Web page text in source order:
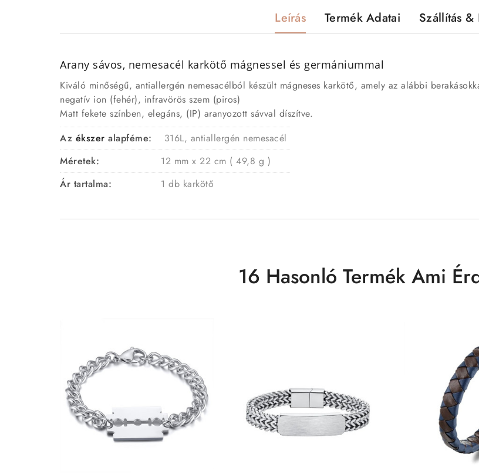
Leírás Termék Adatai Szállítás &
Arany sávos, nemesacél karkötő mágnessel és germániummal
Kiváló minőségű, antiallergén nemesacélból készült mágneses karkötő, amely az alábbi
negatív ion (fehér), infravörös szem (piros)
Matt fekete színben, elegáns, (IP) aranyozott sávval díszítve.
Az ékszer alapféme:
316L, antiallergén nemesacél
Méretek:
12 mm x 22 cm ( 49,8 g )
Ár tartalma:
1 db karkötő
16 Hasonló Termék Ami